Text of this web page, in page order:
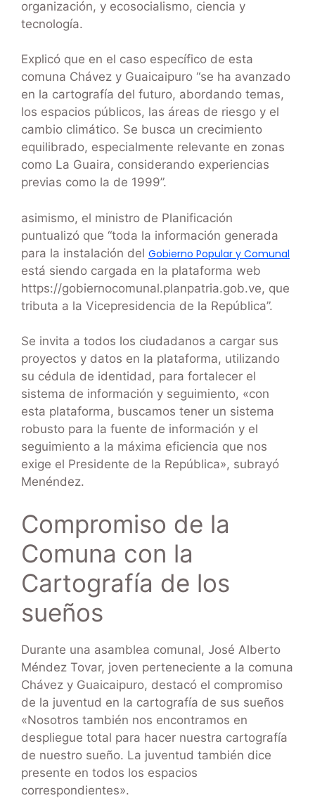
organización, y ecosocialismo, ciencia y
tecnología.
Explicó que en el caso específico de esta
comuna Chávez y Guaicaipuro “se ha avanzado
en la cartografía del futuro, abordando temas,
los espacios públicos, las áreas de riesgo y el
cambio climático. Se busca un crecimiento
equilibrado, especialmente relevante en zonas
como La Guaira, considerando experiencias
previas como la de 1999”.
asimismo, el ministro de Planificación
puntualizó que “toda la información generada
para la instalación del Gobierno Popular y Comunal
está siendo cargada en la plataforma web
https://gobiernocomunal.planpatria.gob.ve, que
tributa a la Vicepresidencia de la República”.
Se invita a todos los ciudadanos a cargar sus
proyectos y datos en la plataforma, utilizando
su cédula de identidad, para fortalecer el
sistema de información y seguimiento, «con
esta plataforma, buscamos tener un sistema
robusto para la fuente de información y el
seguimiento a la máxima eficiencia que nos
exige el Presidente de la República», subrayó
Menéndez.
Compromiso de la
Comuna con la
Cartografía de los
sueños
Durante una asamblea comunal, José Alberto
Méndez Tovar, joven perteneciente a la comuna
Chávez y Guaicaipuro, destacó el compromiso
de la juventud en la cartografía de sus sueños
«Nosotros también nos encontramos en
despliegue total para hacer nuestra cartografía
de nuestro sueño. La juventud también dice
presente en todos los espacios
correspondientes».